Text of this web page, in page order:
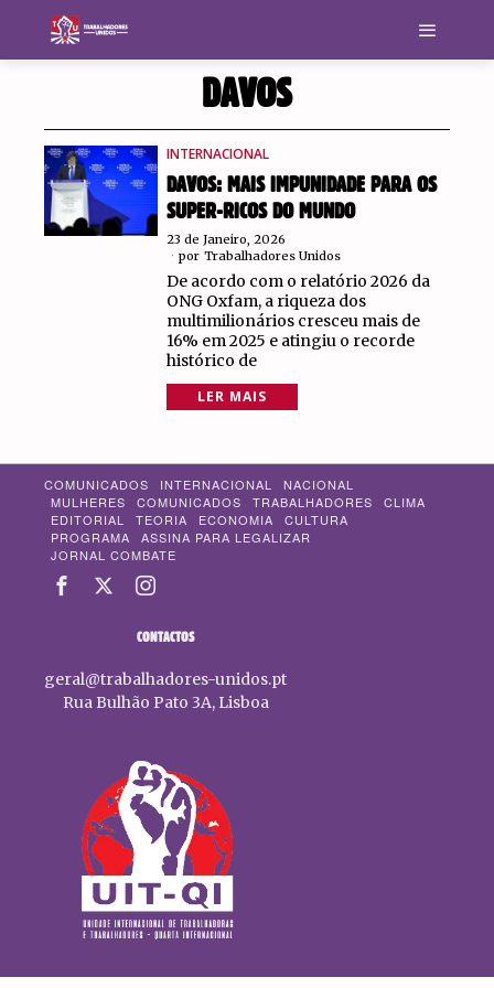
DAVOS
INTERNACIONAL
DAVOS: MAIS IMPUNIDADE PARA OS
SUPER-RICOS DO MUNDO
23 de Janeiro, 2026
por Trabalhadores Unidos
De acordo com o relatório 2026 da
ONG Oxfam, a riqueza dos
multimilionários cresceu mais de
16% em 2025 e atingiu o recorde
histórico de
LER MAIS
COMUNICADOS INTERNACIONAL
NACIONAL
MULHERES
COMUNICADOS TRABALHADORES
CLIMA
EDITORIAL
TEORIA ECONOMIA
CULTURA
PROGRAMA
ASSINA PARA LEGALIZAR
JORNAL COMBATE
CONTACTOS
geral@trabalhadores-unidos.pt
Rua Bulhão Pato 3A, Lisboa